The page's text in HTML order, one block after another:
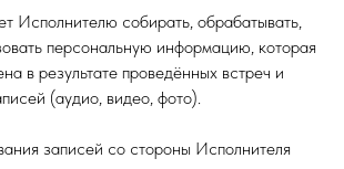
Исполнителю собирать, обрабатывать,
персональную информацию, которая
в результате проведённых встреч и
(аудио, видео, фото).
записей со стороны Исполнителя